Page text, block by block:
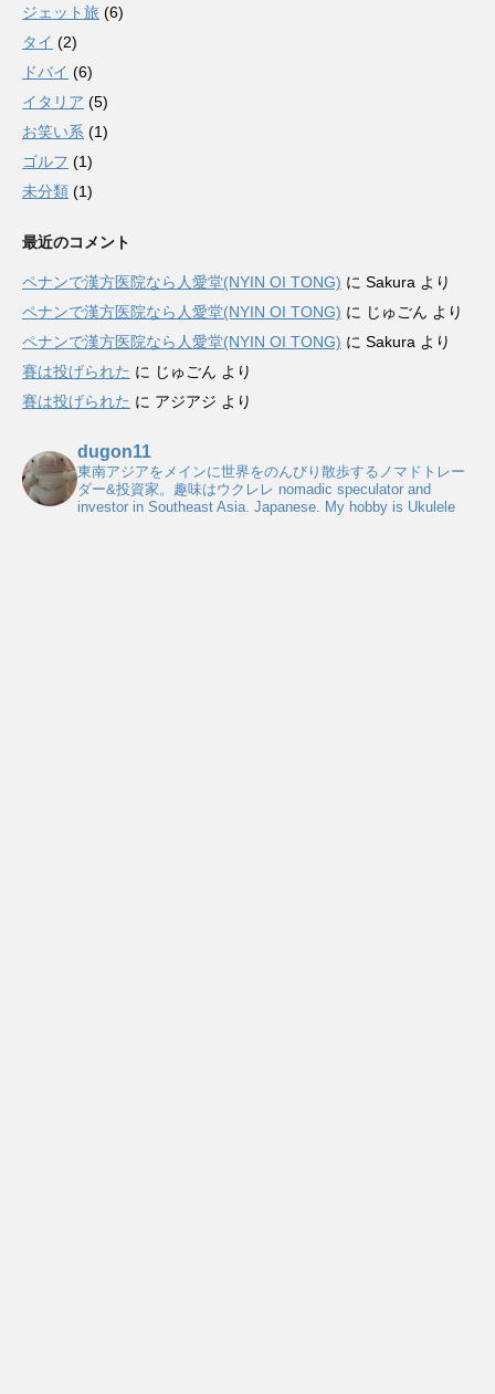
ジェット旅 (6)
タイ (2)
ドバイ (6)
イタリア (5)
お笑い系 (1)
ゴルフ (1)
未分類 (1)
最近のコメント
ペナンで漢方医院なら人愛堂(NYIN OI TONG) に Sakura より
ペナンで漢方医院なら人愛堂(NYIN OI TONG) に じゅごん より
ペナンで漢方医院なら人愛堂(NYIN OI TONG) に Sakura より
賽は投げられた に じゅごん より
賽は投げられた に アジアジ より
dugon11
東南アジアをメインに世界をのんびり散歩するノマドトレー
ダー&投資家。趣味はウクレレ nomadic speculator and
investor in Southeast Asia. Japanese. My hobby is Ukulele